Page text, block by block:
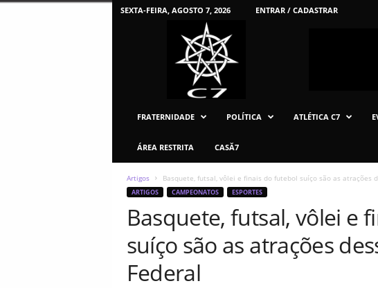
SEXTA-FEIRA, AGOSTO 7, 2026
ENTRAR / CADASTRAR
FRATERNIDADE
POLÍTICA ATLÉTICA C7
ÁREA RESTRITA CASĂ7
Artigos Basquete, futsal, vôlei e finais do futebol suíço são as atrações
ARTIGOS CAMPEONATOS ESPORTES
Basquete, futsal, vôlei e
suíço são as atrações
Federal